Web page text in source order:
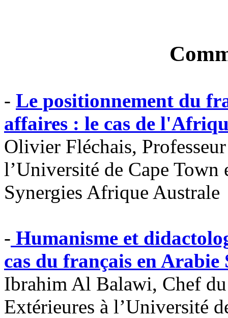
- Le positionnement du
affaires : le cas de
Olivier Fléchais,
l’Université de Cape Town
Synergies Afrique Australe
- Humanisme et
cas du français en Arabie
Ibrahim Al Balawi, Chef
Extérieures à l’Université